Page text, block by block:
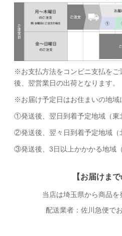
※お支払方法をコンビニ支払をご
後、翌営業日の出荷となります。
※お届け予定日はお住まいの地域
①発送後、翌日到着予定地域（東
②発送後、翌々日到着予定地域（
③発送後、3日以上かかかる地域（
【お届けまで
当店は埼玉県から商品を
配送業者：佐川急便で